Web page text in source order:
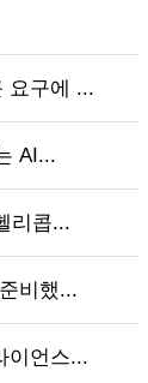
요구에 ...
AI...
리콥...
비했...
이언스...